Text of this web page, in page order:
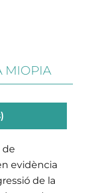
MIOPIA
de
evidència
de la